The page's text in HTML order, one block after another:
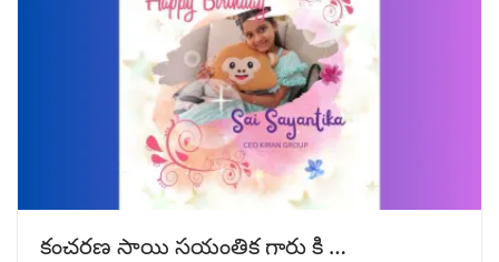
కంచరణ సాయి సయంతిక గారు కి …